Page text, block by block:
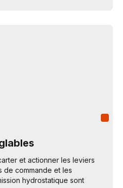
et actionner les leviers
de commande et les
hydrostatique sont